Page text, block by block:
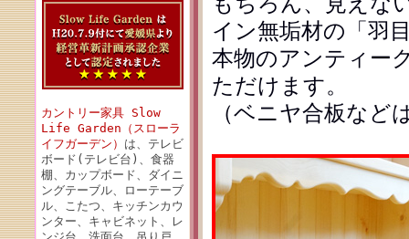
カントリー家具 Slow
Life Garden（スローラ
イフガーデン） は、テレビ
ボード(テレビ台)、食器
棚、カップボード、ダイニ
ングテーブル、ローテーブ
ル、こたつ、キッチンカウ
ンター、キャビネット、レ
イン無垢材の「羽
本物のアンティー
ただけます。
（ベニヤ合板など